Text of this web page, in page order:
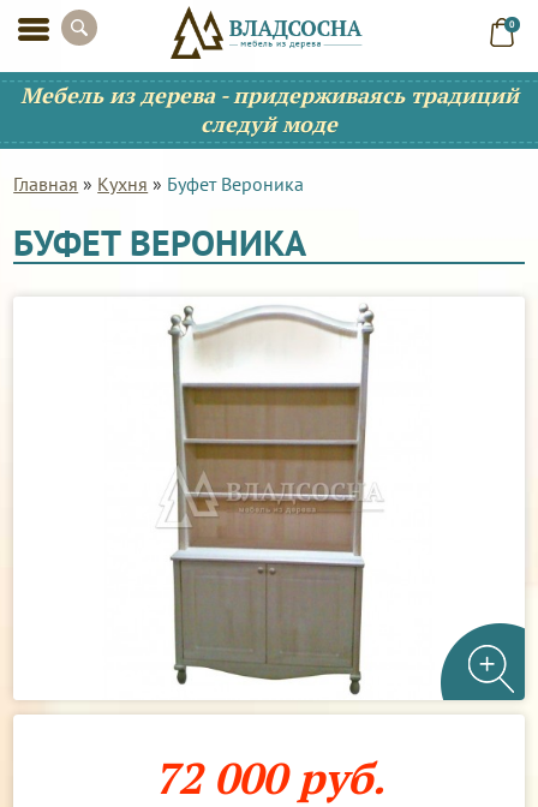
0
Мебель из дерева - придерживаясь традиций
следуй моде
Главная » Кухня » Буфет Вероника
БУФЕТ ВЕРОНИКА
72 000 руб.